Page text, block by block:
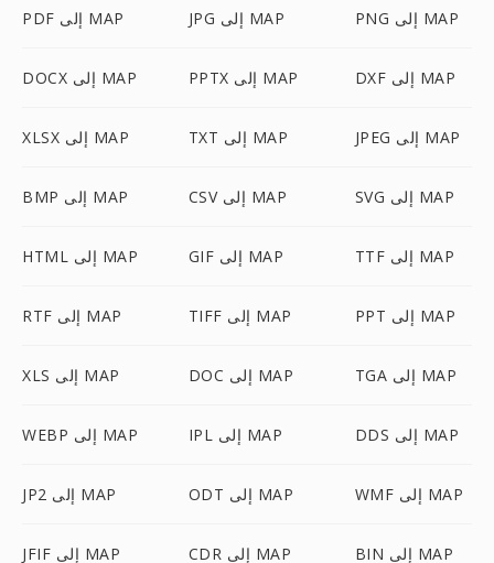
PDF إلى MAP JPG إلى MAP PNG إلى MAP
DOCX إلى MAP PPTX إلى MAP DXF إلى MAP
XLSX إلى MAP TXT إلى MAP JPEG إلى MAP
BMP إلى MAP CSV إلى MAP SVG إلى MAP
HTML إلى MAP GIF إلى MAP TTF إلى MAP
RTF إلى MAP TIFF إلى MAP PPT إلى MAP
XLS إلى MAP DOC إلى MAP TGA إلى MAP
WEBP إلى MAP IPL إلى MAP DDS إلى MAP
JP2 إلى MAP ODT إلى MAP WMF إلى MAP
JFIF إلى MAP CDR إلى MAP BIN إلى MAP